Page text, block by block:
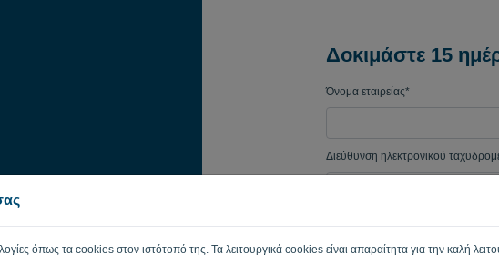
όπως τα cookies στον ιστότοπό της. Τα λειτουργικά cookies είναι απαραίτητα για την καλή
Δοκιμάστε 15
Όνομα εταιρείας*
Διεύθυνση ηλεκτρονικού